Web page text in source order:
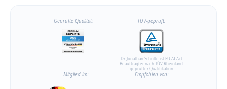
Geprüfte Qualität: TÜV-geprüft:
Dr. Jonathan Schulte ist EU AI Act
Beauftragter nach TÜV Rheinland
geprüfter Qualifikation
Mitglied im: Empfohlen von: